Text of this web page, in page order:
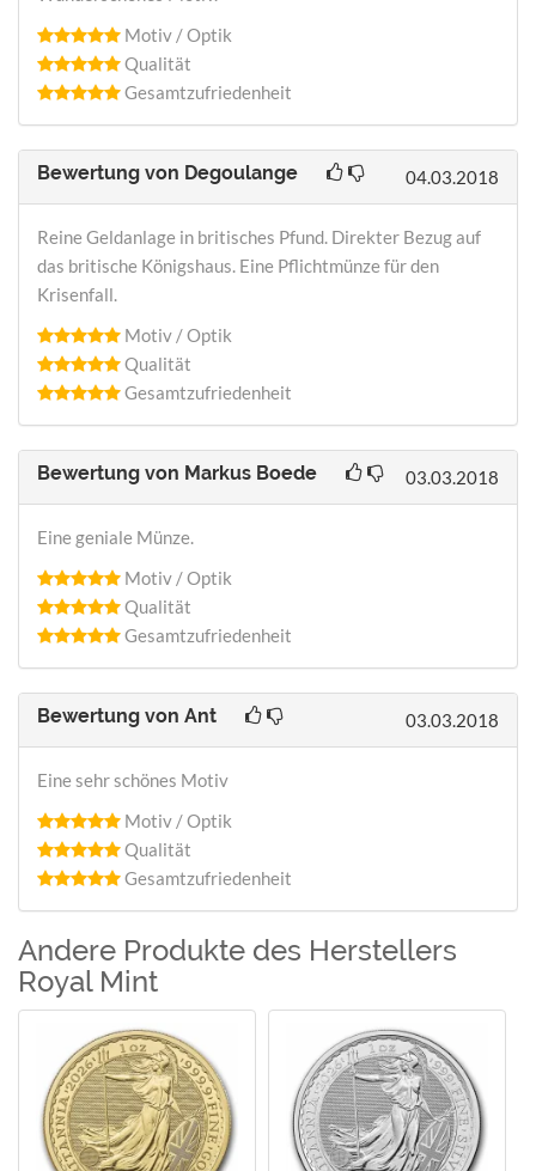
Motiv / Optik
Qualität
Gesamtzufriedenheit
Bewertung von Degoulange 04.03.2018
Reine Geldanlage in britisches Pfund. Direkter Bezug auf
das britische Königshaus. Eine Pflichtmünze für den
Krisenfall.
Motiv / Optik
Qualität
Gesamtzufriedenheit
Bewertung von Markus Boede 03.03.2018
Eine geniale Münze.
Motiv / Optik
Qualität
Gesamtzufriedenheit
Bewertung von Ant 03.03.2018
Eine sehr schönes Motiv
Motiv / Optik
Qualität
Gesamtzufriedenheit
Andere Produkte des Herstellers
Royal Mint